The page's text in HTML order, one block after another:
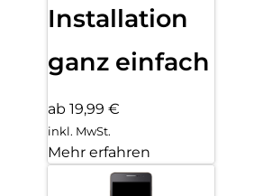
Installation
ganz einfach
ab 19,99 €
inkl. MwSt.
Mehr erfahren